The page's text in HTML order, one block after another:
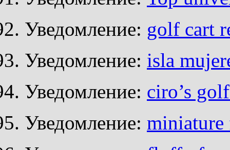
Уведомление: golf cart
Уведомление: isla
Уведомление: ciro’s
Уведомление: miniature